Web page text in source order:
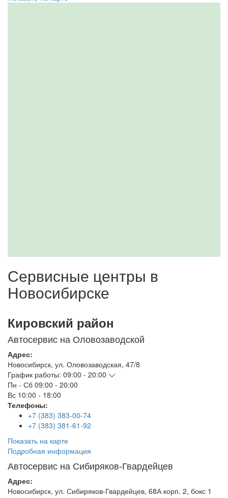
Сервисные центры в
Новосибирске
Кировский район
Автосервис на Оловозаводской
Адрес:
Новосибирск, ул. Оловозаводская, 47/8
График работы: 09:00 - 20:00
Пн - Сб 09:00 - 20:00
Вс 10:00 - 18:00
Телефоны:
+7 (383) 383-00-74
+7 (383) 381-61-92
Показать на карте
Подробная информация
Автосервис на Сибиряков-Гвардейцев
Адрес:
Новосибирск, ул. Сибиряков-Гвардейцев, 68А корп. 2, бокс 1